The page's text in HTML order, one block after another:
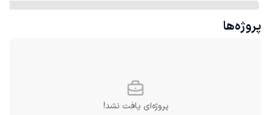
پروژه‌ها
پروژه‌ای یافت نشد!